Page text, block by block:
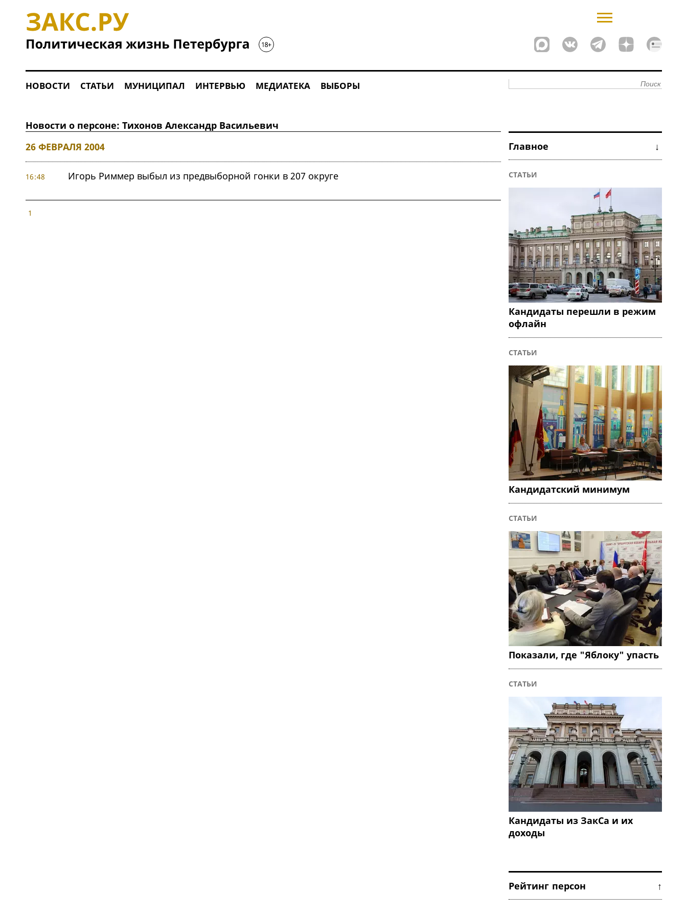
НОВОСТИ СТАТЬИ МУНИЦИПАЛ ИНТЕРВЬЮ МЕДИАТЕКА ВЫБОРЫ
Новости о персоне: Тихонов Александр Васильевич
26 ФЕВРАЛЯ 2004
16:48 Игорь Риммер выбыл из предвыборной гонки в 207 округе
1
Главное ↓
СТАТЬИ
Кандидаты перешли в режим
офлайн
СТАТЬИ
Кандидатский минимум
СТАТЬИ
Показали, где "Яблоку" упасть
СТАТЬИ
Кандидаты из ЗакСа и их
доходы
Рейтинг персон ↑